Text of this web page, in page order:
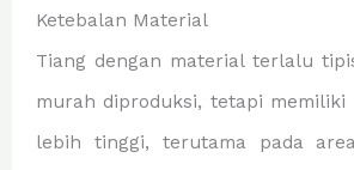
Ketebalan Material
Tiang dengan material terlalu
murah diproduksi, tetapi memiliki
lebih tinggi, terutama pada